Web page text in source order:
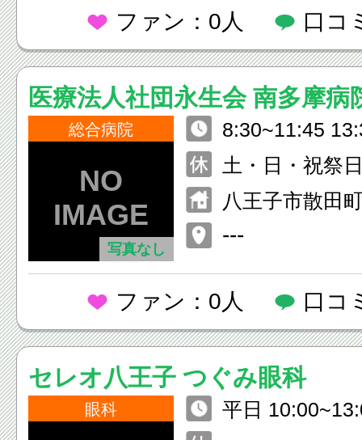
ファン：0人 口コ
医療法人社団永生会 南多摩病
総合病院
写真なし
8:30~11:45
（救急は24時
土・日・祝祭
八王子市散田
---
ファン：0人 口コ
セレオ八王子 つぐみ眼科
眼科
平日